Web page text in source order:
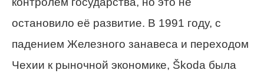
остановило её развитие. В 1991 году, с
падением Железного занавеса и переходом
Чехии к рыночной экономике, Škoda была